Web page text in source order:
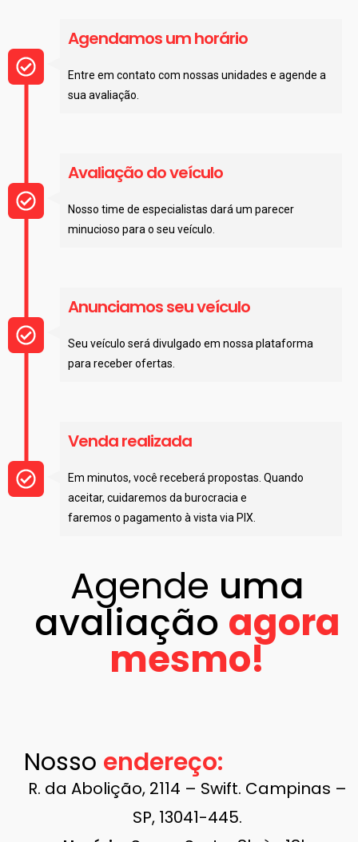
Agendamos um horário
Entre em contato com nossas unidades e agende a
sua avaliação.
Avaliação do veículo
Nosso time de especialistas dará um parecer
minucioso para o seu veículo.
Anunciamos seu veículo
Seu veículo será divulgado em nossa plataforma
para receber ofertas.
Venda realizada
Em minutos, você receberá propostas. Quando
aceitar, cuidaremos da burocracia e
faremos o pagamento à vista via PIX.
Agende uma
avaliação ​ agora
mesmo!
Nosso endereço:​
R. da Abolição, 2114 – Swift. Campinas –
SP, 13041-445.